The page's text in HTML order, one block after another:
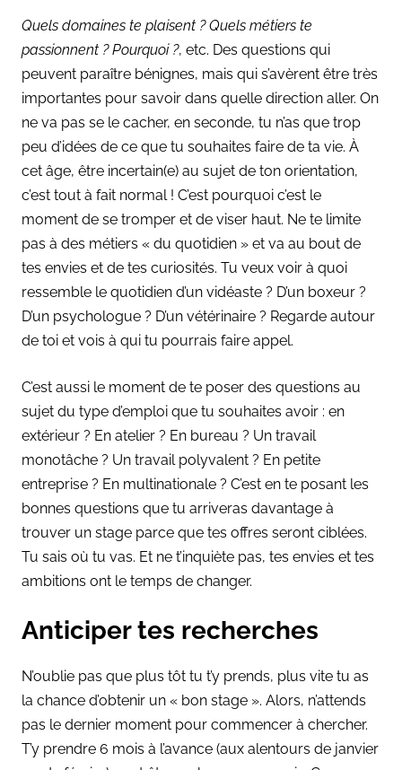
Quels domaines te plaisent ? Quels métiers te
passionnent ? Pourquoi ?, etc. Des questions qui
peuvent paraître bénignes, mais qui s’avèrent être très
importantes pour savoir dans quelle direction aller. On
ne va pas se le cacher, en seconde, tu n’as que trop
peu d’idées de ce que tu souhaites faire de ta vie. À
cet âge, être incertain(e) au sujet de ton orientation,
c’est tout à fait normal ! C’est pourquoi c’est le
moment de se tromper et de viser haut. Ne te limite
pas à des métiers « du quotidien » et va au bout de
tes envies et de tes curiosités. Tu veux voir à quoi
ressemble le quotidien d’un vidéaste ? D’un boxeur ?
D’un psychologue ? D’un vétérinaire ? Regarde autour
de toi et vois à qui tu pourrais faire appel.
C’est aussi le moment de te poser des questions au
sujet du type d’emploi que tu souhaites avoir : en
extérieur ? En atelier ? En bureau ? Un travail
monotâche ? Un travail polyvalent ? En petite
entreprise ? En multinationale ? C’est en te posant les
bonnes questions que tu arriveras davantage à
trouver un stage parce que tes offres seront ciblées.
Tu sais où tu vas. Et ne t’inquiète pas, tes envies et tes
ambitions ont le temps de changer.
Anticiper tes recherches
N’oublie pas que plus tôt tu t’y prends, plus vite tu as
la chance d’obtenir un « bon stage ». Alors, n’attends
pas le dernier moment pour commencer à chercher.
T’y prendre 6 mois à l’avance (aux alentours de janvier